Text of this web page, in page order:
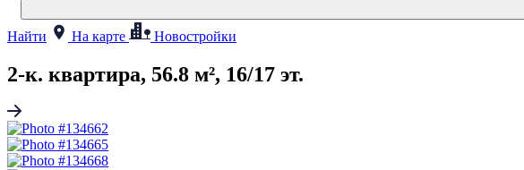
Найти
На карте Новостройки
2-к. квартира, 56.8 м², 16/17 эт.